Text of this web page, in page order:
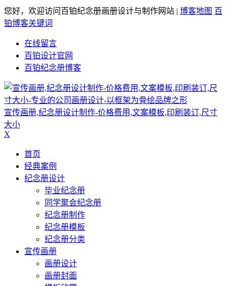
您好，欢迎访问百铂纪念册画册设计与制作网站 | 博客地图 百
铂博客关键词
在线留言
百铂设计官网
百铂纪念册博客
宣传画册,纪念册设计制作-价格费用,文案模板,印刷装订,尺寸
大小
X
首页
经典案例
纪念册设计
毕业纪念册
同学聚会纪念册
纪念册制作
纪念册模板
纪念册分类
宣传画册
画册设计
画册封面